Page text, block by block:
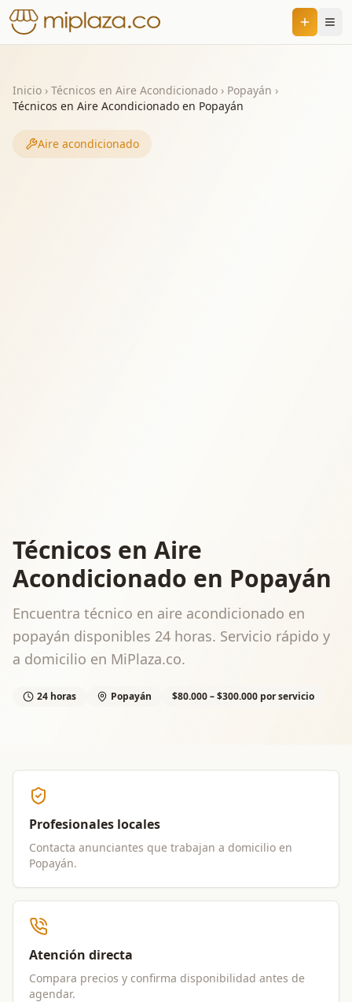
Inicio › Técnicos en Aire Acondicionado › Popayán ›
Técnicos en Aire Acondicionado en Popayán
Aire acondicionado
Técnicos en Aire
Acondicionado en Popayán
Encuentra técnico en aire acondicionado en
popayán disponibles 24 horas. Servicio rápido y
a domicilio en MiPlaza.co.
24 horas Popayán $80.000 – $300.000 por servicio
Profesionales locales
Contacta anunciantes que trabajan a domicilio en
Popayán.
Atención directa
Compara precios y confirma disponibilidad antes de
agendar.